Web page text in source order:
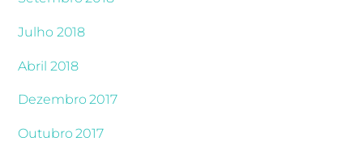
Julho 2018
Abril 2018
Dezembro 2017
Outubro 2017